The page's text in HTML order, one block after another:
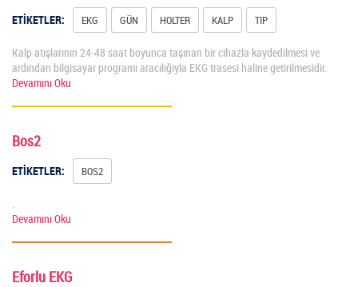
ETİKETLER: EKG GÜN HOLTER KALP TIP
Kalp atışlarının 24-48 saat boyunca taşınan bir cihazla kaydedilmesi ve
ardından bilgisayar programı aracılığıyla EKG trasesi haline getirilmesidir.
Devamını Oku
Bos2
ETİKETLER: BOS2
Devamını Oku
Eforlu EKG